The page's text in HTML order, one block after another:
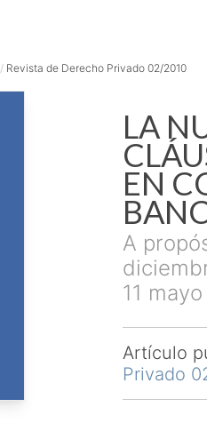
/ Revista de Derecho Privado 02/2010
LA
EN
A
11
Artículo
Privado